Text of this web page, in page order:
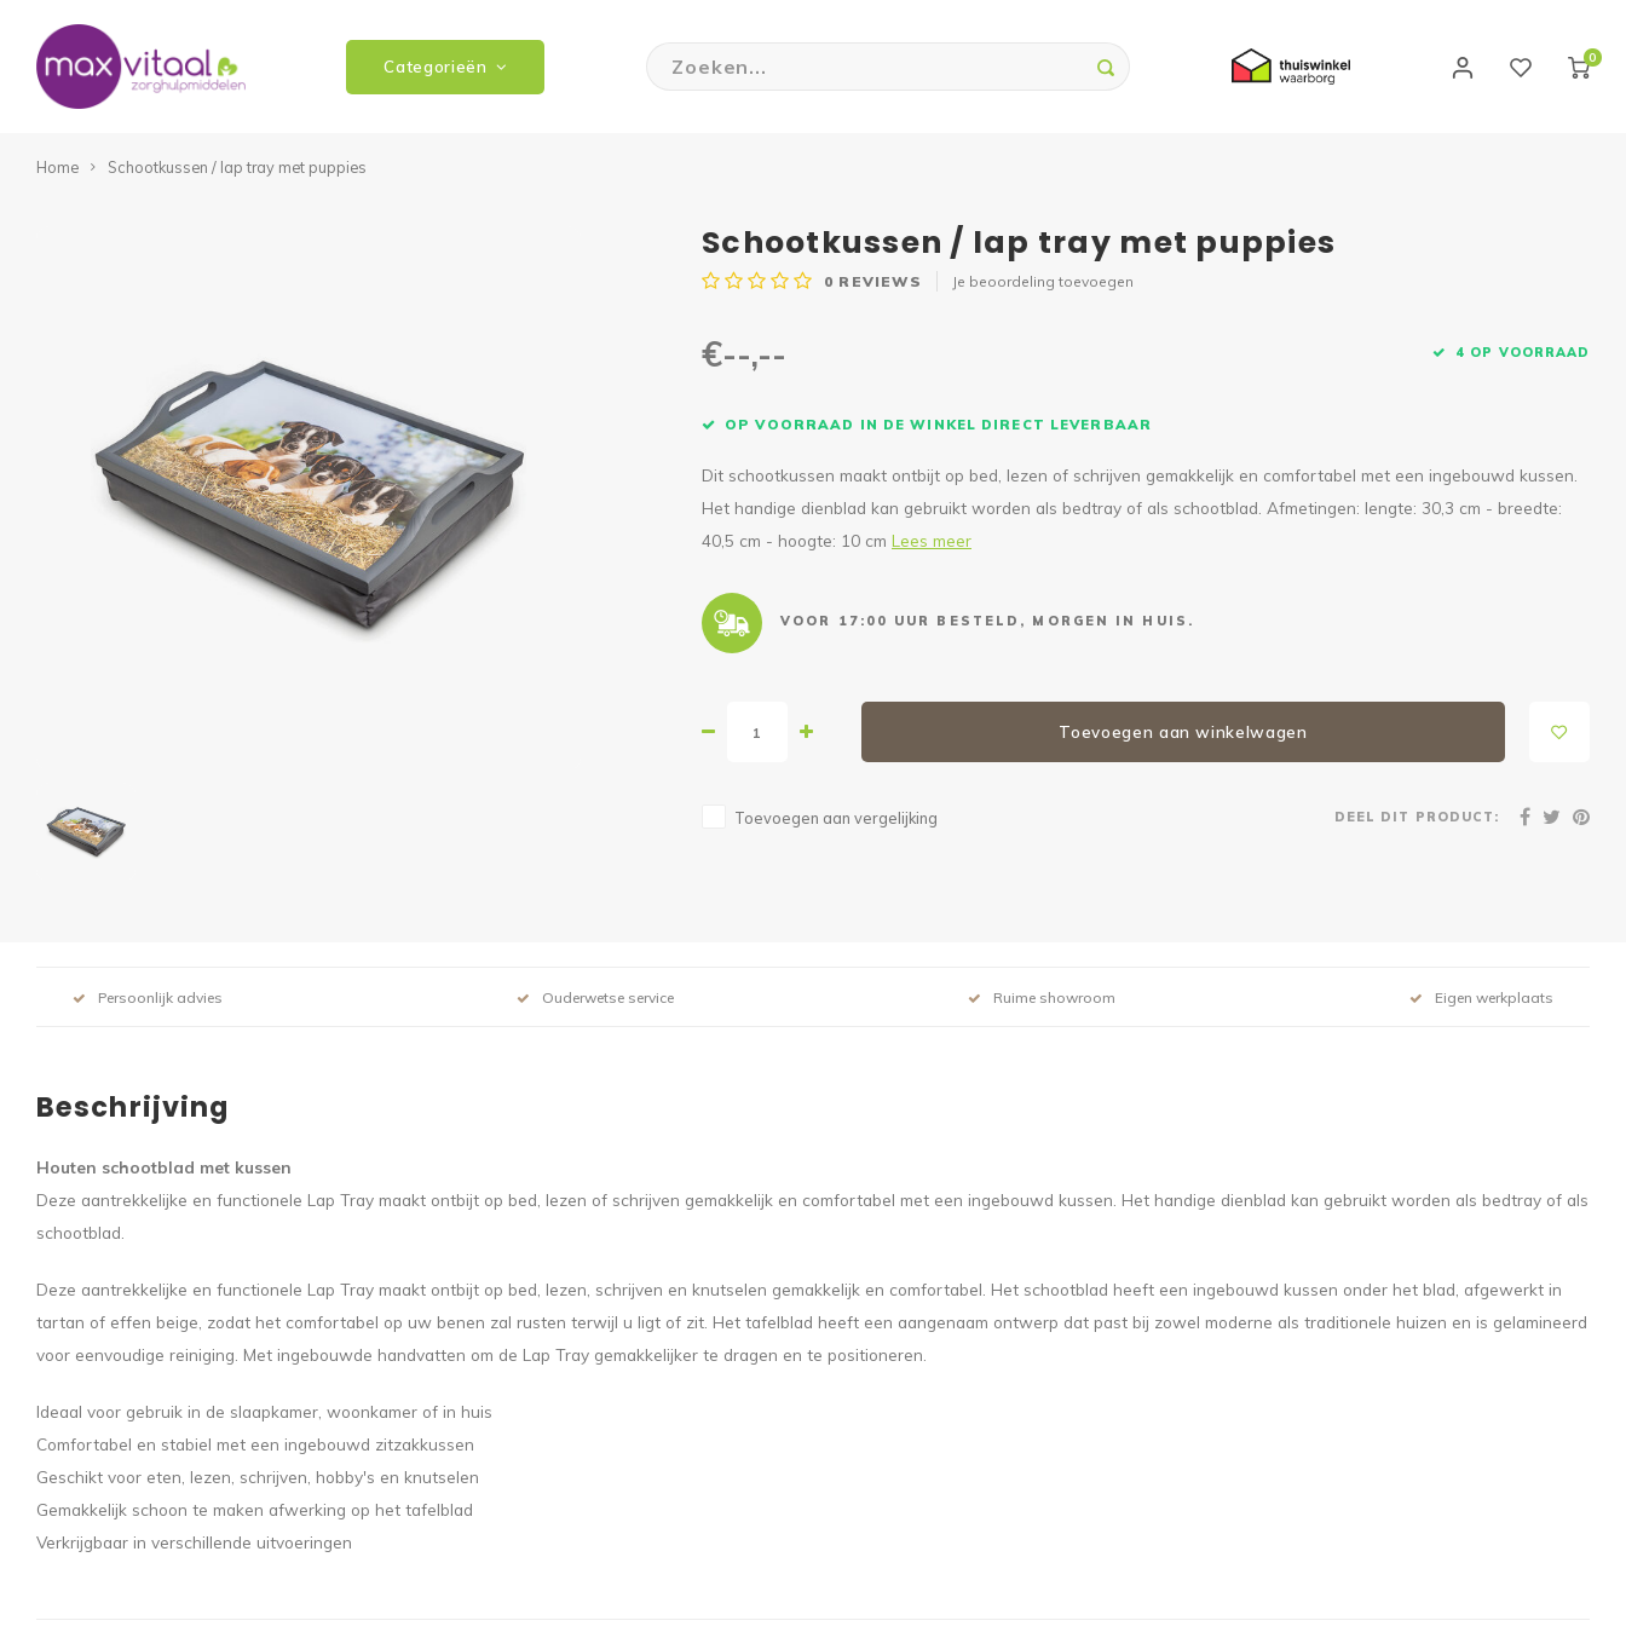
Categorieën 0
Home Schootkussen / lap tray met puppies
Schootkussen / lap tray met puppies
0 REVIEWS Je beoordeling toevoegen
€--,-- 4 OP VOORRAAD
OP VOORRAAD IN DE WINKEL DIRECT LEVERBAAR
Dit schootkussen maakt ontbijt op bed, lezen of schrijven gemakkelijk en comfortabel met een ingebouwd kussen.
Het handige dienblad kan gebruikt worden als bedtray of als schootblad. Afmetingen: lengte: 30,3 cm - breedte:
40,5 cm - hoogte: 10 cm Lees meer
VOOR 17:00 UUR BESTELD, MORGEN IN HUIS.
Toevoegen aan winkelwagen
Toevoegen aan vergelijking DEEL DIT PRODUCT:
Persoonlijk advies Ouderwetse service Ruime showroom Eigen werkplaats
Beschrijving
Houten schootblad met kussen
Deze aantrekkelijke en functionele Lap Tray maakt ontbijt op bed, lezen of schrijven gemakkelijk en comfortabel met een ingebouwd kussen. Het handige dienblad kan gebruikt worden als bedtray of als
schootblad.
Deze aantrekkelijke en functionele Lap Tray maakt ontbijt op bed, lezen, schrijven en knutselen gemakkelijk en comfortabel. Het schootblad heeft een ingebouwd kussen onder het blad, afgewerkt in
tartan of effen beige, zodat het comfortabel op uw benen zal rusten terwijl u ligt of zit. Het tafelblad heeft een aangenaam ontwerp dat past bij zowel moderne als traditionele huizen en is gelamineerd
voor eenvoudige reiniging. Met ingebouwde handvatten om de Lap Tray gemakkelijker te dragen en te positioneren.
Ideaal voor gebruik in de slaapkamer, woonkamer of in huis
Comfortabel en stabiel met een ingebouwd zitzakkussen
Geschikt voor eten, lezen, schrijven, hobby's en knutselen
Gemakkelijk schoon te maken afwerking op het tafelblad
Verkrijgbaar in verschillende uitvoeringen